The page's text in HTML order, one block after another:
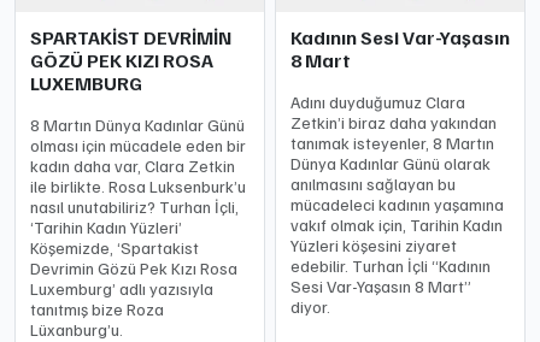
SPARTAKİST DEVRİMİN
GÖZÜ PEK KIZI ROSA
LUXEMBURG
8 Martın Dünya Kadınlar Günü
olması için mücadele eden bir
kadın daha var, Clara Zetkin
ile birlikte. Rosa Luksenburk’u
nasıl unutabiliriz? Turhan İçli,
‘Tarihin Kadın Yüzleri’
Köşemizde, ‘Spartakist
Devrimin Gözü Pek Kızı Rosa
Luxemburg’ adlı yazısıyla
tanıtmış bize Roza
Lüxanburg’u.
Kadının Sesi Var-Yaşasın
8 Mart
Adını duyduğumuz Clara
Zetkin’i biraz daha yakından
tanımak isteyenler, 8 Martın
Dünya Kadınlar Günü olarak
anılmasını sağlayan bu
mücadeleci kadının yaşamına
vakıf olmak için, Tarihin Kadın
Yüzleri köşesini ziyaret
edebilir. Turhan İçli “Kadının
Sesi Var-Yaşasın 8 Mart”
diyor.